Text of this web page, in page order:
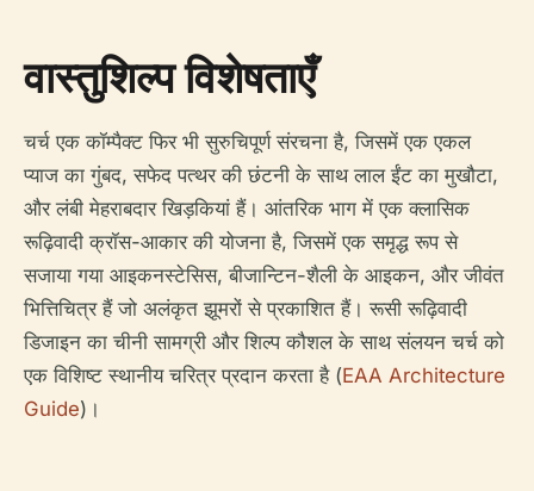
वास्तुशिल्प विशेषताएँ
चर्च एक कॉम्पैक्ट फिर भी सुरुचिपूर्ण संरचना है, जिसमें एक एकल
प्याज का गुंबद, सफेद पत्थर की छंटनी के साथ लाल ईंट का मुखौटा,
और लंबी मेहराबदार खिड़कियां हैं। आंतरिक भाग में एक क्लासिक
रूढ़िवादी क्रॉस-आकार की योजना है, जिसमें एक समृद्ध रूप से
सजाया गया आइकनस्टेसिस, बीजान्टिन-शैली के आइकन, और जीवंत
भित्तिचित्र हैं जो अलंकृत झूमरों से प्रकाशित हैं। रूसी रूढ़िवादी
डिजाइन का चीनी सामग्री और शिल्प कौशल के साथ संलयन चर्च को
एक विशिष्ट स्थानीय चरित्र प्रदान करता है (EAA Architecture
Guide)।